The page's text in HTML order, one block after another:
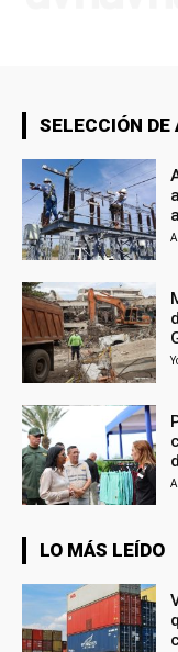
SELECCIÓN DE
LO MÁS LEÍDO